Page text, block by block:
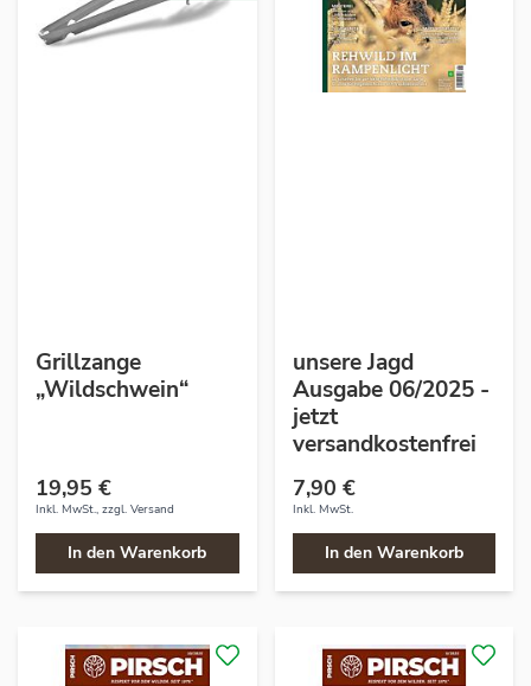
Grillzange
„Wildschwein“
19,95 €
Inkl. MwSt., zzgl. Versand
In den Warenkorb
unsere Jagd
Ausgabe 06/2025 -
jetzt
versandkostenfrei
7,90 €
Inkl. MwSt.
In den Warenkorb